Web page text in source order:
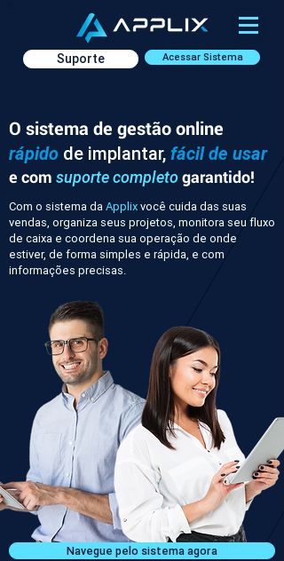
Acessar Sistema
Suporte
O sistema de gestão online
rápido de implantar, fácil de usar
e com suporte completogarantido!
Com o sistema daApplixvocê cuida das suas
vendas, organiza seus projetos, monitora seu fluxo
de caixa e coordena sua operação de onde
estiver, de forma simples e rápida, e com
informações precisas.
Navegue pelo sistema agora